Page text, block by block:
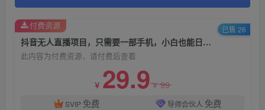
抖音无人直播项目，只需要一部手机，小白也能日入1500+
此内容为付费资源，请付费后查看
￥ 29.9￥99
SVIP 免费 导师合伙人 免费
付费资源 已售 26